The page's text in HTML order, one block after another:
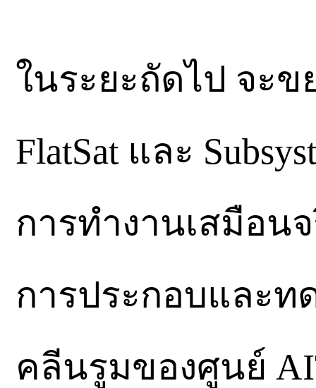
ในระยะถัดไป จะ
FlatSat และ
การทำงานเสมือน
การประกอบและท
คลีนรูมของศูนย์